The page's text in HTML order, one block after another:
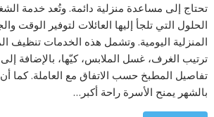
تحتاج إلى مساعدة منزلية دائمة. وتُعد خدمة
الحلول التي تلجأ إليها العائلات لتوفير الوقت
المنزلية اليومية. وتشمل هذه الخدمات تنظيف
ترتيب الغرف، غسل الملابس، كيّها، بالإضافة
تفاصيل المطبخ حسب الاتفاق مع العاملة. كما
بالشهر يمنح الأسرة راحة أكبر…